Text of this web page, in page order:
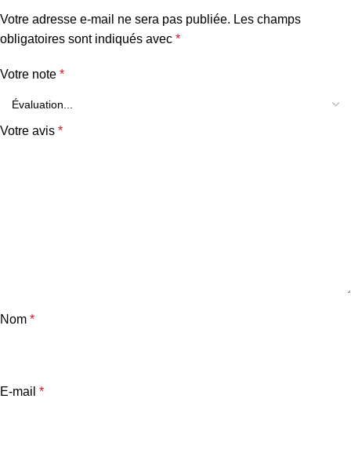
Votre adresse e-mail ne sera pas publiée. Les champs
obligatoires sont indiqués avec *
Votre note *
Votre avis *
Nom *
E-mail *